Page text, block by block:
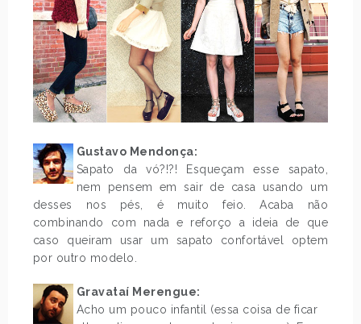
Gustavo Mendonça:
Sapato da vó?!?! Esqueçam esse sapato,
nem pensem em sair de casa usando um
desses nos pés, é muito feio. Acaba não
combinando com nada e reforço a ideia de que
caso queiram usar um sapato confortável optem
por outro modelo.
Gravataí Merengue:
Acho um pouco infantil (essa coisa de ficar